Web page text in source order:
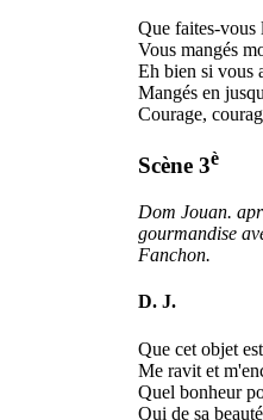
Que faites-vous
Vous mangés
Eh bien si vous
Mangés en
Courage,
Scène 3è
Dom Jouan.
gourmandise
Fanchon.
D. J.
Que cet objet
Me ravit et
Quel bonheur
Qui de sa